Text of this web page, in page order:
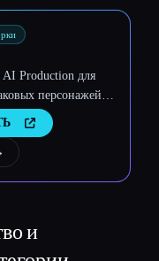
Production для
персонажей,
и видео
и